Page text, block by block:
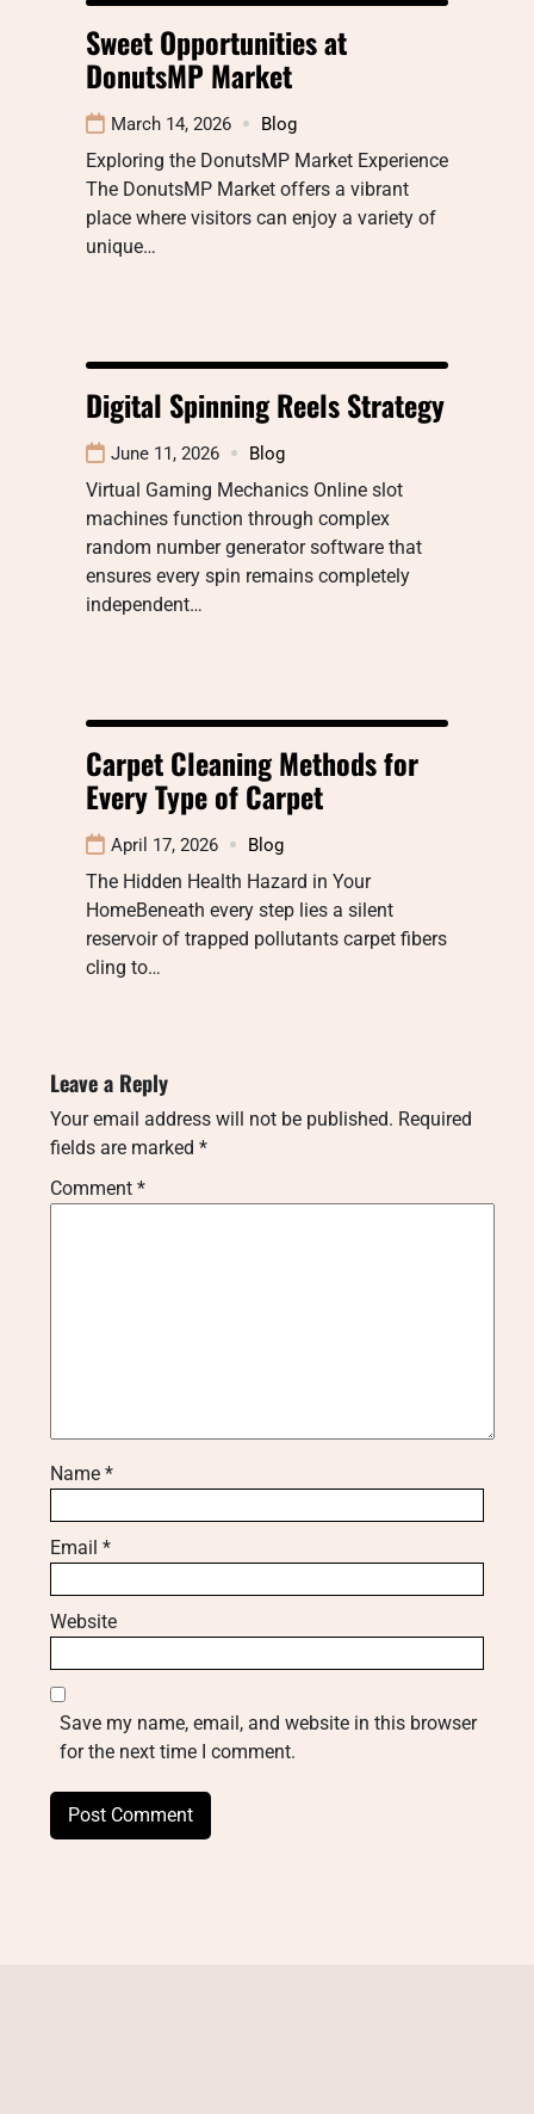
Sweet Opportunities at
DonutsMP Market
March 14, 2026 Blog
Exploring the DonutsMP Market Experience
The DonutsMP Market offers a vibrant
place where visitors can enjoy a variety of
unique…
Digital Spinning Reels Strategy
June 11, 2026 Blog
Virtual Gaming Mechanics Online slot
machines function through complex
random number generator software that
ensures every spin remains completely
independent…
Carpet Cleaning Methods for
Every Type of Carpet
April 17, 2026 Blog
The Hidden Health Hazard in Your
HomeBeneath every step lies a silent
reservoir of trapped pollutants carpet fibers
cling to…
Leave a Reply
Your email address will not be published. Required
fields are marked *
Comment *
Name *
Email *
Website
Save my name, email, and website in this browser
for the next time I comment.